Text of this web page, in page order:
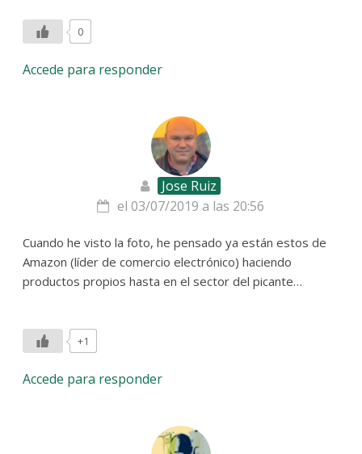
0
Accede para responder
Jose Ruiz
el 03/07/2019 a las 20:56
Cuando he visto la foto, he pensado ya están estos de
Amazon (líder de comercio electrónico) haciendo
productos propios hasta en el sector del picante…
+1
Accede para responder